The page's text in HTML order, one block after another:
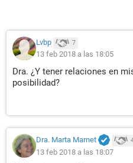
Lvbp 7
13 feb 2018 a las 18:05
Dra. ¿Y tener relaciones en
posibilidad?
Dra. Marta Marnet
13 feb 2018 a las 18:07